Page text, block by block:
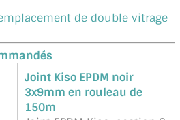
de double vitrage
Joint Kiso EPDM noir
3x9mm en rouleau de
150m